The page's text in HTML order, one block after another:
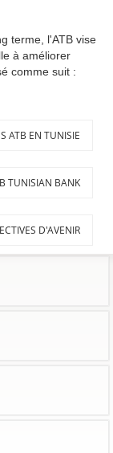
terme, l'ATB vise
à améliorer
comme suit :
ATB EN TUNISIE
TUNISIAN BANK
D'AVENIR